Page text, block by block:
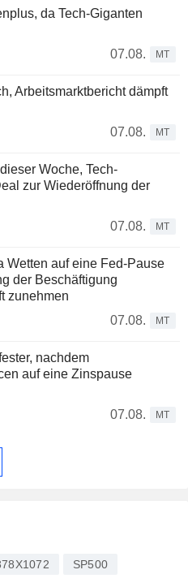
da Tech-Giganten
07.08.
MT
Arbeitsmarktbericht dämpft
07.08.
MT
Woche, Tech-
zur Wiederöffnung der
07.08.
MT
Wetten auf eine Fed-Pause
der Beschäftigung
zunehmen
07.08.
MT
nachdem
auf eine Zinspause
07.08.
MT
SP500